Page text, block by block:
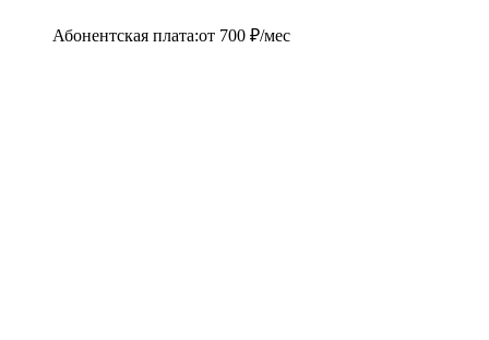
Абонентская плата:от 700 ₽/мес